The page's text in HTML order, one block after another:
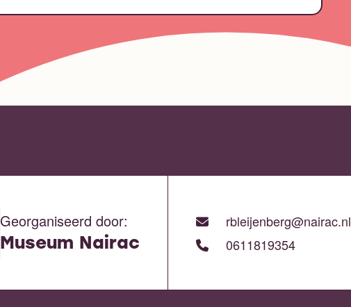
Georganiseerd door:
Museum Nairac
rbleijenberg@nairac.nl
0611819354